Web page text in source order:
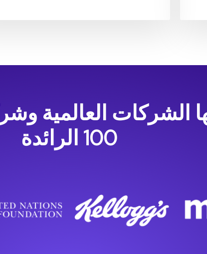
الشركات العالمية
100 الرائدة